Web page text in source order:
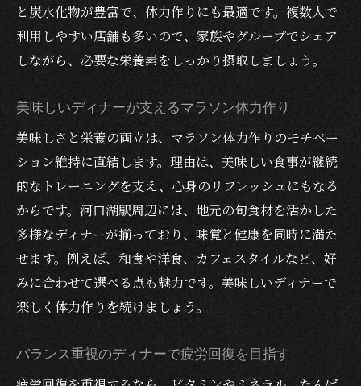
と炭水化物が豊富で、体力作りにも最適です。複数人で
利用しやすい店舗も多いので、家族やグループでシェア
しながら、必要な栄養素をしっかり摂取しましょう。
美味しいディナーが支えるマラソン体力作り
美味しさと栄養の両立は、マラソン体力作りのモチベー
ション維持に直結します。理由は、美味しい食事が継続
的なトレーニングを支え、心身のリフレッシュにもなる
からです。河口湖駅周辺には、地元の旬食材を活かした
多様なディナーが揃っており、味覚と健康を同時に満た
せます。例えば、和食や洋食、カフェスタイルなど、好
みに合わせて選べる点も魅力です。美味しいディナーで
楽しく体力作りを続けましょう。
バランス重視のディナーで疲労回復を目指す